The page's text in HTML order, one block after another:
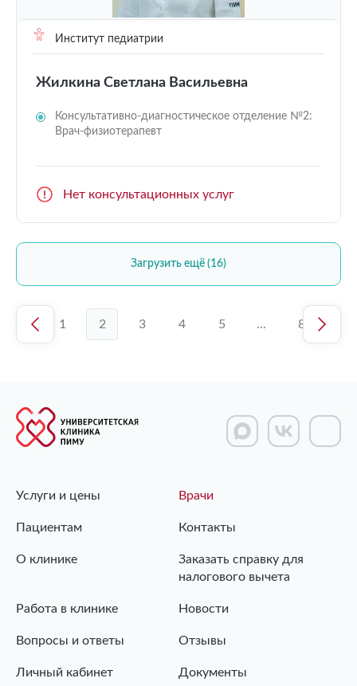
Институт педиатрии
Жилкина Светлана Васильевна
Консультативно-диагностическое отделение №2:
Врач-физиотерапевт
Нет консультационных услуг
Загрузить ещё (16)
1 2 3 4 5 ... 8
Услуги и цены Врачи
Пациентам Контакты
О клинике
Заказать справку для
налогового вычета
Работа в клинике Новости
Вопросы и ответы Отзывы
Личный кабинет Документы